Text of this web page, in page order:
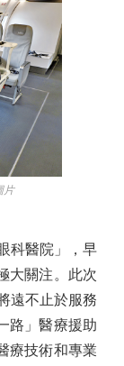
片
科醫院」，早
大關注。此次
遠不止於服務
路」醫療援助
療技術和專業